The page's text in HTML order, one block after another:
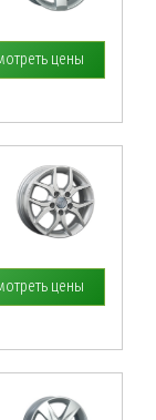
цены
цены